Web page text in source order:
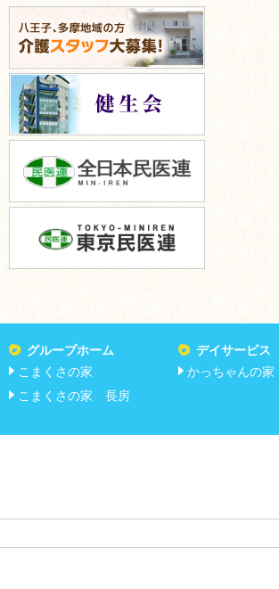
グループホーム
こまくさの家
こまくさの家 長房
デイサービス
かっちゃんの家